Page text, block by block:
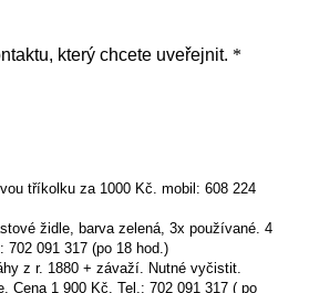
tříkolku za 1000 Kč. mobil: 608 224
židle, barva zelená, 3x používané. 4
091 317 (po 18 hod.)
z r. 1880 + závaží. Nutné vyčistit.
Cena 1 900 Kč. Tel.: 702 091 317 ( po